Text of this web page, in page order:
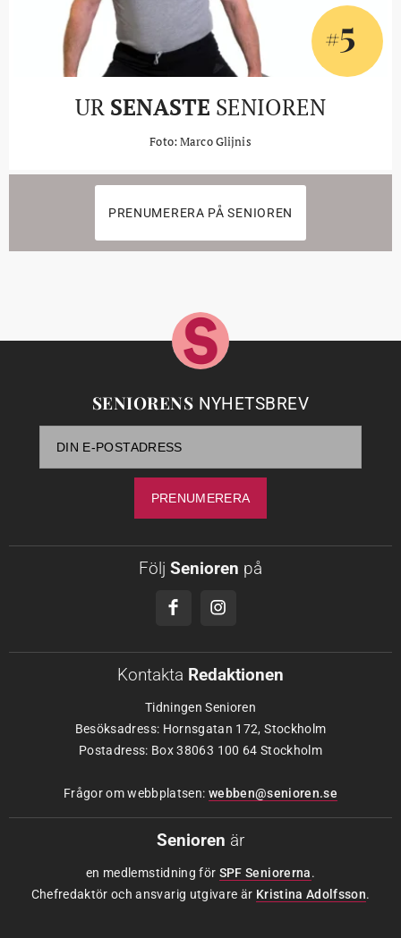
#5
UR SENASTE SENIOREN
Foto: Marco Glijnis
PRENUMERERA PÅ SENIOREN
SENIORENS NYHETSBREV
Följ Senioren på
Kontakta Redaktionen
Tidningen Senioren
Besöksadress: Hornsgatan 172, Stockholm
Postadress: Box 38063 100 64 Stockholm
Frågor om webbplatsen: webben@senioren.se
Senioren är
en medlemstidning för SPF Seniorerna.
Chefredaktör och ansvarig utgivare är Kristina Adolfsson.